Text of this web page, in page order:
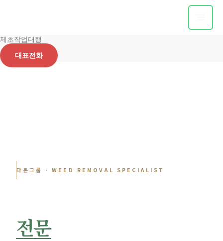
로
건
너
제초작업대행
대표전화
다온그룹 · WEED REMOVAL SPECIALIST
전문서비스